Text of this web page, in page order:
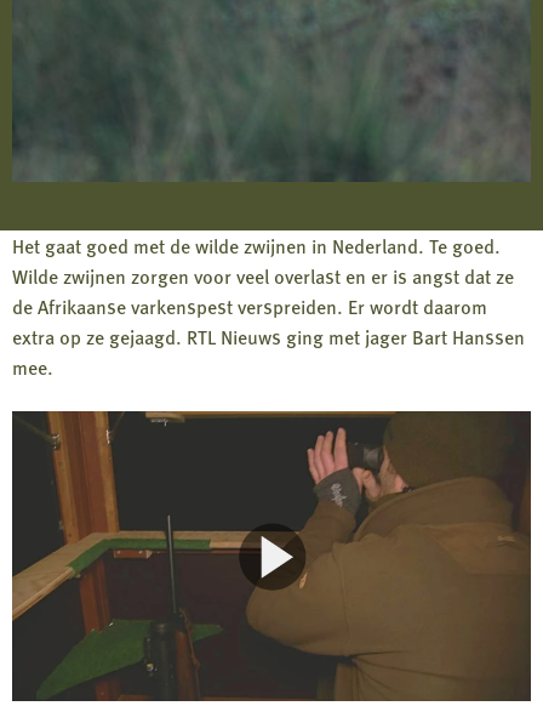
Het gaat goed met de wilde zwijnen in Nederland. Te goed.
Wilde zwijnen zorgen voor veel overlast en er is angst dat ze
de Afrikaanse varkenspest verspreiden. Er wordt daarom
extra op ze gejaagd. RTL Nieuws ging met jager Bart Hanssen
mee.